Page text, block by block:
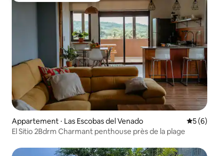
Appartement ⋅ Las Escobas del Venado
5 (6)
El Sitio 2Bdrm Charmant penthouse près de la plage